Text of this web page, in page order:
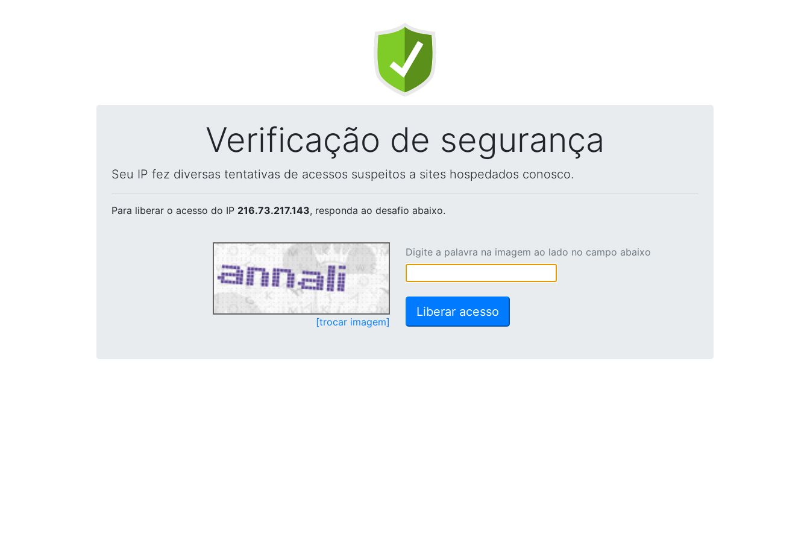
Verificação de segurança
Seu IP fez diversas tentativas de acessos suspeitos a sites hospedados conosco.
Para liberar o acesso do IP 216.73.217.143, responda ao desafio abaixo.
[trocar imagem]
Digite a palavra na imagem ao lado no campo abaixo